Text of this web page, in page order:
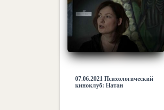
07.06.2021 Психологический
киноклуб: Натан